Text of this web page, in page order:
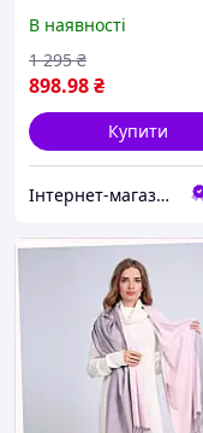
88060P3X0
В наявності
898.98₴
1 295 ₴
Купити
Інтернет-магазин NeonLemon